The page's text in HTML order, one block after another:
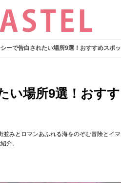
シーで告白されたい場所9選！おすすめスポッ
い場所9選！おすす
みとロマンあふれる海をのぞむ冒険とイマ
介。